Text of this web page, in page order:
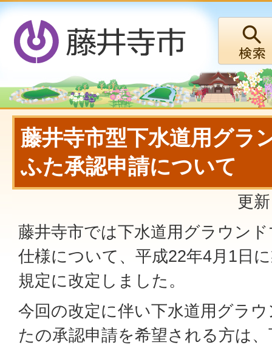
藤井寺市型下水道用グラ
ふた承認申請について
更
藤井寺市では下水道用グラウン
仕様について、平成22年4月1日
規定に改定しました。
今回の改定に伴い下水道用グラ
たの承認申請を希望される方は